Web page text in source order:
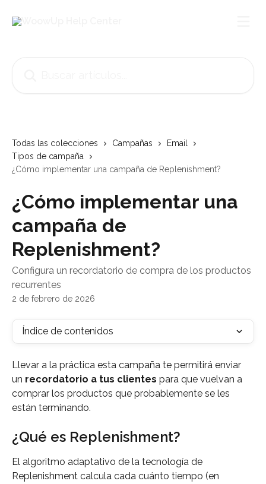
Todas las colecciones Campañas
Email
Tipos de campaña
¿Cómo implementar una campaña de Replenishment?
¿Cómo implementar una
campaña de
Replenishment?
Configura un recordatorio de compra de los productos
recurrentes
2 de febrero de 2026
Índice de contenidos
Llevar a la práctica esta campaña te permitirá enviar
un recordatorio a tus clientes para que vuelvan a
comprar los productos que probablemente se les
están terminando.
¿Qué es Replenishment?
El algoritmo adaptativo de la tecnología de
Replenishment calcula cada cuánto tiempo (en